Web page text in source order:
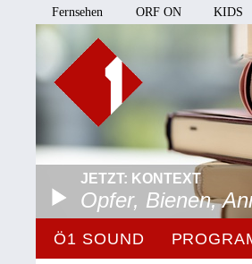
Fernsehen ORF ON KIDS
JETZT: KONTEXT
Opfer, Bienen,
Ö1 SOUND